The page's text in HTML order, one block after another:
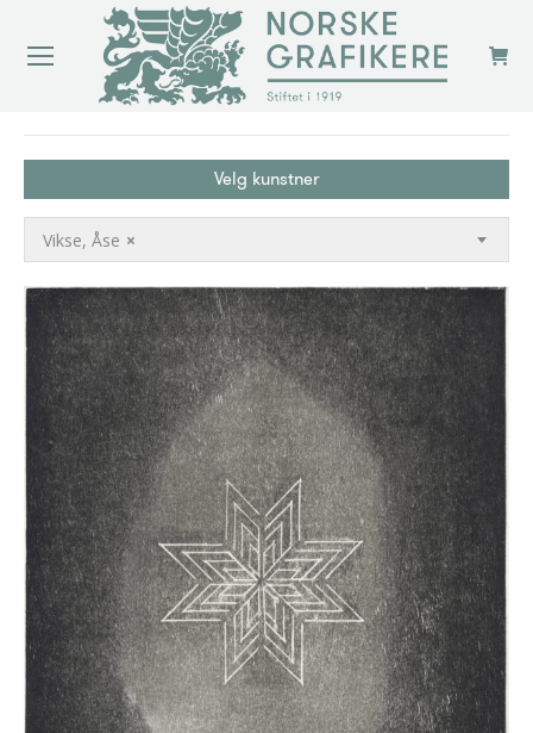
Velg kunstner
×
Vikse, Åse